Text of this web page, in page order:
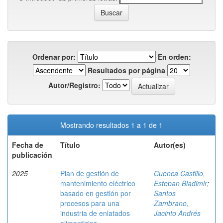
Ordenar por:
En orden:
Resultados por página
Autor/Registro:
Mostrando resultados 1 a 1 de 1
Fecha de
publicación
Título Autor(es)
2025
Plan de gestión de
mantenimiento eléctrico
basado en gestión por
procesos para una
industria de enlatados
Cuenca Castillo,
Esteban Bladimir;
Santos
Zambrano,
Jacinto Andrés